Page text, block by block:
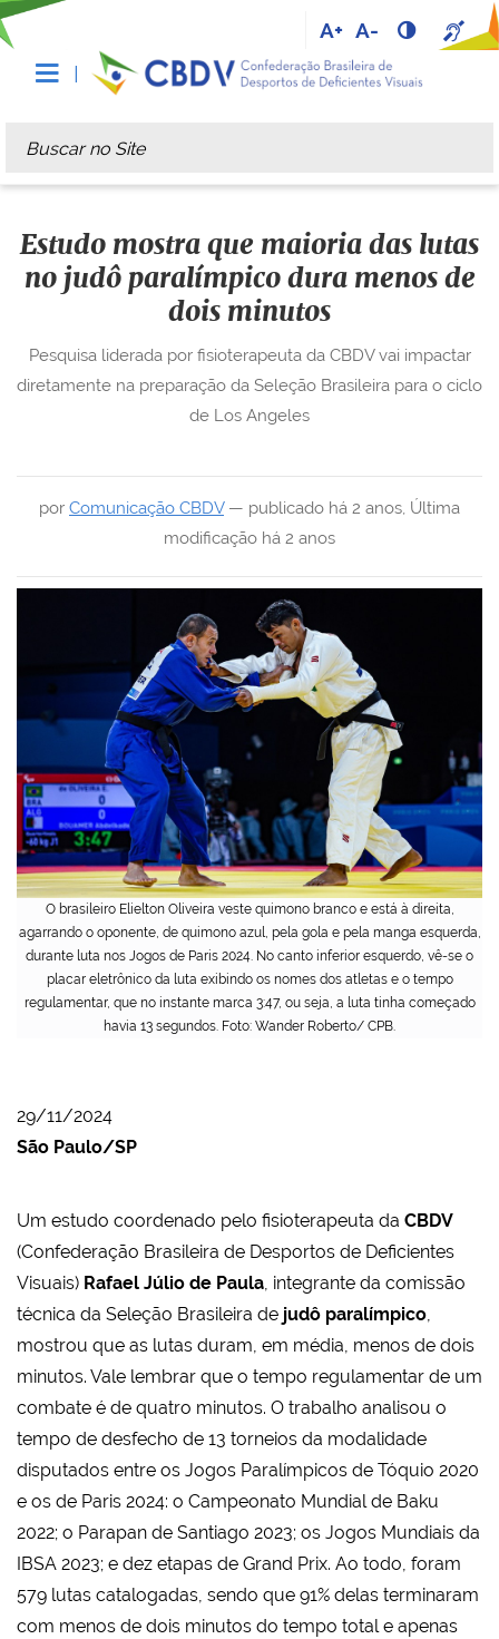
A+ A-
Busca
Busca Avançada…
O brasileiro Elielton Oliveira veste quimono branco e está à direita,
agarrando o oponente, de quimono azul, pela gola e pela manga esquerda,
durante luta nos Jogos de Paris 2024. No canto inferior esquerdo, vê-se o
placar eletrônico da luta exibindo os nomes dos atletas e o tempo
regulamentar, que no instante marca 3:47, ou seja, a luta tinha começado
havia 13 segundos. Foto: Wander Roberto/ CPB.
Estudo mostra que maioria das lutas
no judô paralímpico dura menos de
dois minutos
por Comunicação CBDV— publicado há 2 anos, Última
modificação há 2 anos
Pesquisa liderada por fisioterapeuta da CBDV vai impactar
diretamente na preparação da Seleção Brasileira para o ciclo
de Los Angeles
29/11/2024
São Paulo/SP
Um estudo coordenado pelo fisioterapeuta da CBDV
(Confederação Brasileira de Desportos de Deficientes
Visuais) Rafael Júlio de Paula, integrante da comissão
técnica da Seleção Brasileira de judô paralímpico,
mostrou que as lutas duram, em média, menos de dois
minutos. Vale lembrar que o tempo regulamentar de um
combate é de quatro minutos. O trabalho analisou o
tempo de desfecho de 13 torneios da modalidade
disputados entre os Jogos Paralímpicos de Tóquio 2020
e os de Paris 2024: o Campeonato Mundial de Baku
2022; o Parapan de Santiago 2023; os Jogos Mundiais da
IBSA 2023; e dez etapas de Grand Prix. Ao todo, foram
579 lutas catalogadas, sendo que 91% delas terminaram
com menos de dois minutos do tempo total e apenas